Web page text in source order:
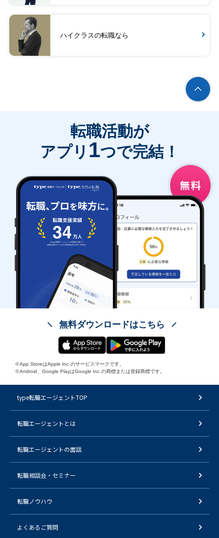
ハイクラスの転職なら
転職活動が
アプリ 1つで完結！
無料ダウンロードはこちら
※App StoreはApple Inc.のサービスマークです。
※Android、Google PlayはGoogle Inc.の商標または登録商標です。
type転職エージェントTOP
転職エージェントとは
転職エージェントの面談
転職相談会・セミナー
転職ノウハウ
よくあるご質問